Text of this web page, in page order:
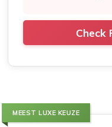
Check
MEEST LUXE KEUZE